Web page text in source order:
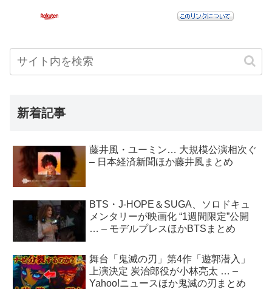
新着記事
藤井風・ユーミン… 大規模公演相次ぐ
– 日本経済新聞ほか藤井風まとめ
BTS・J-HOPE＆SUGA、ソロドキュ
メンタリーが映画化 “1週間限定”公開
… – モデルプレスほかBTSまとめ
舞台「鬼滅の刃」第4作「遊郭潜入」
上演決定 炭治郎役が小林亮太 … –
Yahoo!ニュースほか鬼滅の刃まとめ